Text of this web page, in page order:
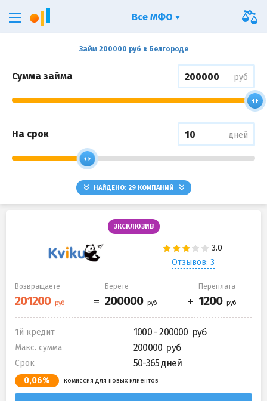
Займ 200000 руб в Белгороде
Сумма займа руб
На срок дней
НАЙДЕНО: 29КОМПАНИЙ
ЭКСКЛЮЗИВ
Отзывов: 3
Возвращаете Берете Переплата
1й кредит 1000 - 200000
Макс. сумма 200000
Срок 50-365 дней
0,06% комиссия для новых клиентов
Все МФО